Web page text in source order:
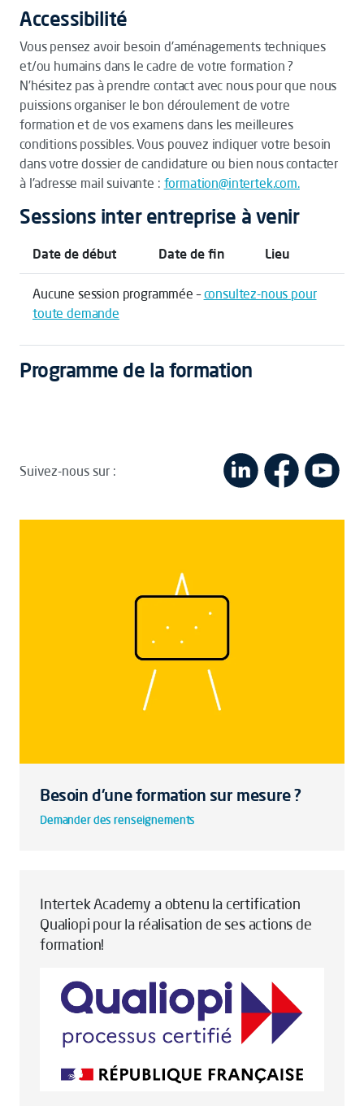
Accessibilité
Vous pensez avoir besoin d'aménagements techniques
et/ou humains dans le cadre de votre formation ?
N’hésitez pas à prendre contact avec nous pour que nous
puissions organiser le bon déroulement de votre
formation et de vos examens dans les meilleures
conditions possibles. Vous pouvez indiquer votre besoin
dans votre dossier de candidature ou bien nous contacter
à l'adresse mail suivante : formation@intertek.com.
Sessions inter entreprise à venir
Date de début Date de fin Lieu
Aucune session programmée –consultez-nous pour
toute demande
Programme de la formation
Suivez-nous sur :
Besoin d'une formation sur mesure ?
Demander des renseignements
Intertek Academy a obtenu la certification
Qualiopi pour la réalisation de ses actions de
formation!